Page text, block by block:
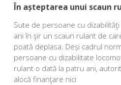
În așteptarea unui scaun
Sute de persoane cu
ani în şir un scaun rulant de
poată deplasa. Deși cadrul
persoane cu dizabilitate
rulant o dată la patru ani,
alocă finanţare nici